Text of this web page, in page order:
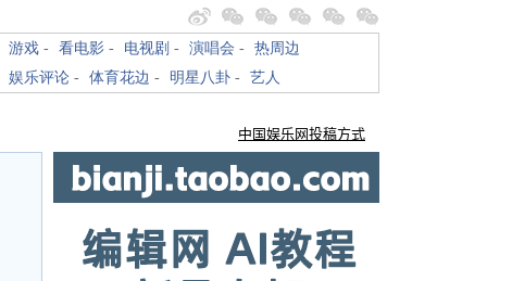
游戏 - 看电影 - 电视剧 - 演唱会 - 热周边
娱乐评论 - 体育花边 - 明星八卦 - 艺人